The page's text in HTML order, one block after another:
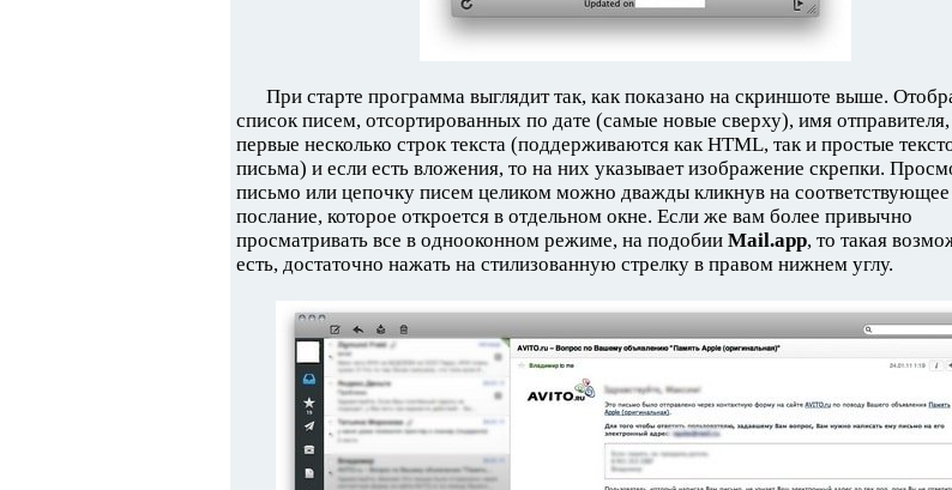
При старте программа выглядит так, как показано на скриншоте выше.
список писем, отсортированных по дате (самые новые сверху), имя
первые несколько строк текста (поддерживаются как HTML, так и простые
письма) и если есть вложения, то на них указывает изображение скрепки.
письмо или цепочку писем целиком можно дважды кликнув на соответствующее
послание, которое откроется в отдельном окне. Если же вам более привычно
просматривать все в однооконном режиме, на подобии Mail.app, то такая
есть, достаточно нажать на стилизованную стрелку в правом нижнем углу.